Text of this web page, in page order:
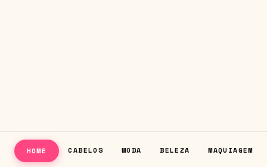
HOME CABELOS MODA BELEZA MAQUIAGEM